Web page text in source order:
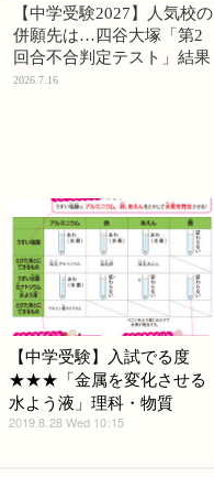
【中学受験2027】人気校の
併願先は…四谷大塚「第2
回合不合判定テスト」結果
2026.7.16
【中学受験】入試でる度
★★★「金属を変化させる
水よう液」理科・物質
2019.8.28 Wed 10:15